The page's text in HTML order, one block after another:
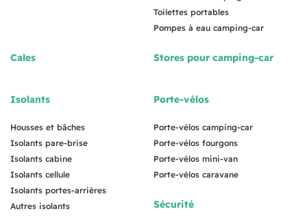
Toilettes portables
Pompes à eau camping-car
Cales
Isolants
Housses et bâches
Isolants pare-brise
Isolants cabine
Isolants cellule
Isolants portes-arrières
Autres isolants
Stores pour camping-car
Porte-vélos
Porte-vélos camping-car
Porte-vélos fourgons
Porte-vélos mini-van
Porte-vélos caravane
Sécurité